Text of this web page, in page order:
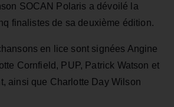
SOCAN Polaris a dévoilé la
finalistes de sa deuxième édition.
en lice sont signées Angine
Cornfield, PUP, Patrick Watson et
ainsi que Charlotte Day Wilson